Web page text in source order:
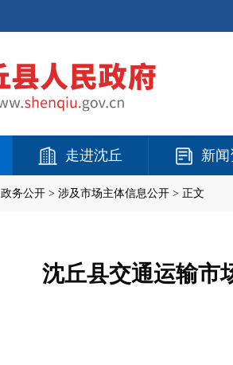
走进沈丘 新
政务公开 > 涉及市场主体信息公开 > 正文
沈丘县交通运输市